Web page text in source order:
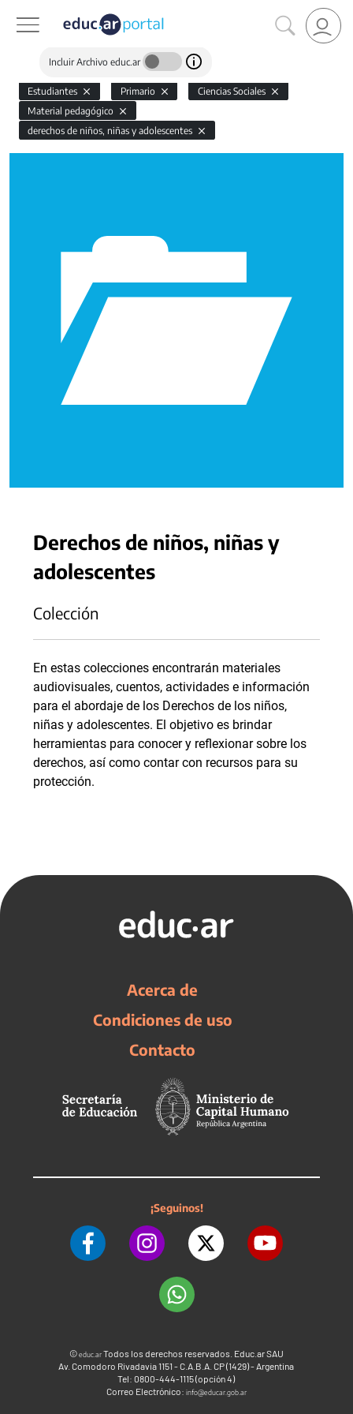
Incluir Archivo educ.ar
Estudiantes Primario
Ciencias Sociales
Material pedagógico
derechos de niños, niñas y adolescentes
Derechos de niños, niñas y
adolescentes
Colección
En estas colecciones encontrarán materiales
audiovisuales, cuentos, actividades e información
para el abordaje de los Derechos de los niños,
niñas y adolescentes. El objetivo es brindar
herramientas para conocer y reflexionar sobre los
derechos, así como contar con recursos para su
protección.
Acerca de
Condiciones de uso
Contacto
¡Seguinos!
©educ.arTodos los derechos reservados. Educ.ar SAU
Av. Comodoro Rivadavia 1151 - C.A.B.A. CP (1429) - Argentina
Tel: 0800-444-1115 (opción 4)
Correo Electrónico: info@educar.gob.ar